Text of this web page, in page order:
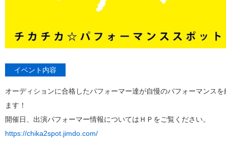
イベント内容
オーディションに合格したパフォーマー達が自慢のパフォーマンス
ます！
開催日、出演パフォーマー情報についてはＨＰをご覧ください。
https://chika2spot.jimdo.com/